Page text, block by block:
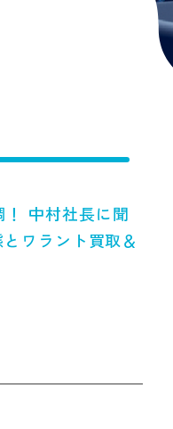
中村社長に聞
ワラント買取＆